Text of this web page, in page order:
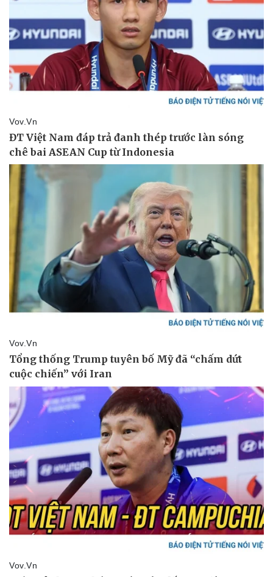
Thể thao
Lịch thi đấu bóng đá
Thế giới thể thao
eSports
Hậu trường
Ô tô
Tư vấn